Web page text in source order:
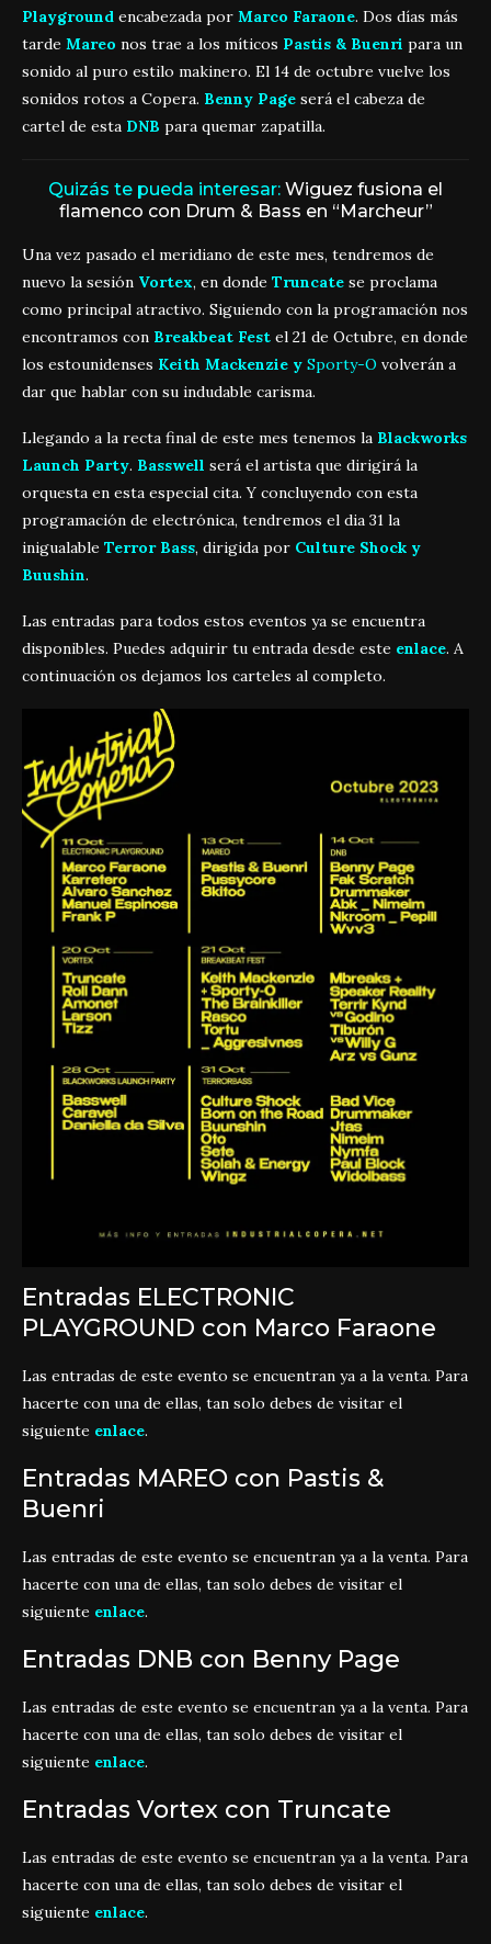
Playground encabezada por Marco Faraone. Dos días más
tarde Mareo nos trae a los míticos Pastis & Buenri para un
sonido al puro estilo makinero. El 14 de octubre vuelve los
sonidos rotos a Copera. Benny Page será el cabeza de
cartel de esta DNB para quemar zapatilla.
Quizás te pueda interesar: Wiguez fusiona el
flamenco con Drum & Bass en “Marcheur”
Una vez pasado el meridiano de este mes, tendremos de
nuevo la sesión Vortex, en donde Truncate se proclama
como principal atractivo. Siguiendo con la programación nos
encontramos con Breakbeat Fest el 21 de Octubre, en donde
los estounidenses Keith Mackenzie y Sporty-O volverán a
dar que hablar con su indudable carisma.
Llegando a la recta final de este mes tenemos la Blackworks
Launch Party. Basswell será el artista que dirigirá la
orquesta en esta especial cita. Y concluyendo con esta
programación de electrónica, tendremos el dia 31 la
inigualable Terror Bass, dirigida por Culture Shock y
Buushin.
Las entradas para todos estos eventos ya se encuentra
disponibles. Puedes adquirir tu entrada desde este enlace. A
continuación os dejamos los carteles al completo.
Entradas ELECTRONIC
PLAYGROUND con Marco Faraone
Las entradas de este evento se encuentran ya a la venta. Para
hacerte con una de ellas, tan solo debes de visitar el
siguiente enlace.
Entradas MAREO con Pastis &
Buenri
Las entradas de este evento se encuentran ya a la venta. Para
hacerte con una de ellas, tan solo debes de visitar el
siguiente enlace.
Entradas DNB con Benny Page
Las entradas de este evento se encuentran ya a la venta. Para
hacerte con una de ellas, tan solo debes de visitar el
siguiente enlace.
Entradas Vortex con Truncate
Las entradas de este evento se encuentran ya a la venta. Para
hacerte con una de ellas, tan solo debes de visitar el
siguiente enlace.